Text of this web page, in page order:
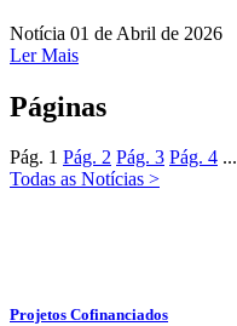
Notícia 01 de Abril de 2026
Ler Mais
Páginas
Pág. 1 Pág. 2 Pág. 3 Pág. 4 ...
Todas as Notícias >
Projetos Cofinanciados